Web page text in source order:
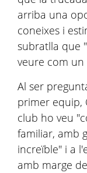
arriba una
coneixes i
subratlla que
veure com
Al ser
primer equip,
club ho veu
familiar, amb
increïble" i a
amb marge